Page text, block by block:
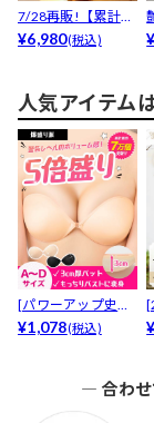
7/28再販!【累計販
売1200枚以上...
¥6,980(税込)
人気アイテム
[パワーアップ史上
最強5倍盛りアップ
¥1,078(税込)
― 合わせ